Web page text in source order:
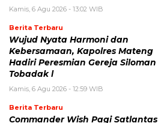
Kamis, 6 Agu 2026 - 13:02 WIB
Berita Terbaru
Wujud Nyata Harmoni dan
Kebersamaan, Kapolres Mateng
Hadiri Peresmian Gereja Siloman
Tobadak l
Kamis, 6 Agu 2026 - 12:59 WIB
Berita Terbaru
Commander Wish Pagi Satlantas